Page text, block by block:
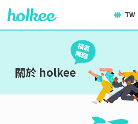
TW
關於 holkee